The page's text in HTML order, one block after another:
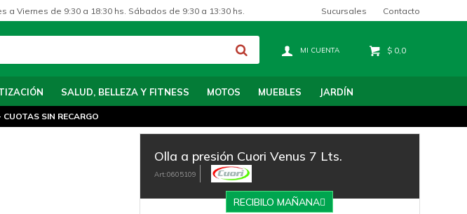
SALUD, BELLEZA Y FITNESS MOTOS MUEBLES JARDÍN
$ 0,0
a Viernes de 9:30 a 18:30 hs. Sábados de 9:30 a 13:30 hs. Sucursales Contacto
SIN RECARGO
Olla a presión Cuori Venus 7 Lts.
0605109
RECIBILO MAÑANA